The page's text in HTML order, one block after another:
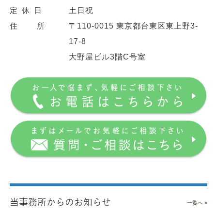
定 休 日
土日祝
住 所
〒110-0015 東京都台東区東上野3-
17-8
大野屋ビル3階C号室
当事務所からのお知らせ 一覧へ >